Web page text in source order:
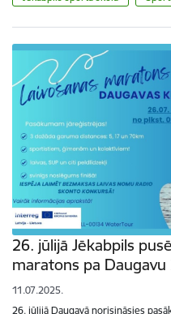
26. jūlijā Jēkabpils
maratons pa Daugavu
11.07.2025.
26. jūlijā Daugavā norisināsies